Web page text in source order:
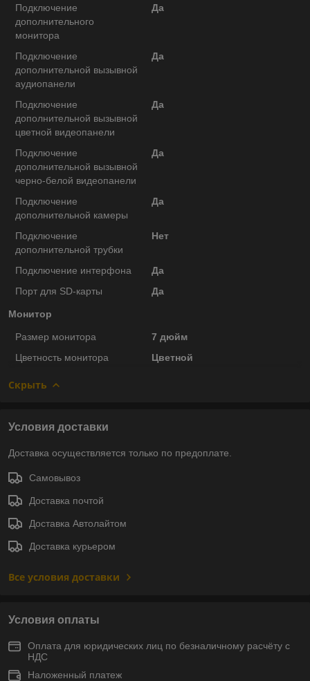
Подключение
дополнительного
монитора
Да
Подключение
дополнительной вызывной
аудиопанели
Да
Подключение
дополнительной вызывной
цветной видеопанели
Да
Подключение
дополнительной вызывной
черно-белой видеопанели
Да
Подключение
дополнительной камеры
Да
Подключение
дополнительной трубки
Нет
Подключение интерфона
Да
Порт для SD-карты
Да
Монитор
Размер монитора
7 дюйм
Цветность монитора
Цветной
Скрыть
Условия доставки
Доставка осуществляется только по предоплате.
Самовывоз
Доставка почтой
Доставка Автолайтом
Доставка курьером
Все условия доставки
Условия оплаты
Оплата для юридических лиц по безналичному расчёту с
НДС
Наложенный платеж